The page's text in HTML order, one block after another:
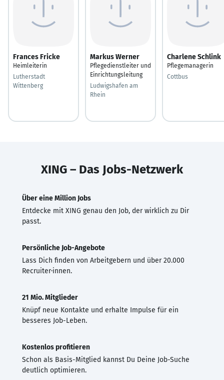
Frances Fricke
Heimleiterin
Lutherstadt
Wittenberg
Markus Werner
Pflegedienstleiter und
Einrichtungsleitung
Ludwigshafen am
Rhein
Charlene Schlink
Pflegemanagerin
Cottbus
XING – Das Jobs-Netzwerk
Über eine Million Jobs
Entdecke mit XING genau den Job, der wirklich zu Dir
passt.
Persönliche Job-Angebote
Lass Dich finden von Arbeitgebern und über 20.000
Recruiter·innen.
21 Mio. Mitglieder
Knüpf neue Kontakte und erhalte Impulse für ein
besseres Job-Leben.
Kostenlos profitieren
Schon als Basis-Mitglied kannst Du Deine Job-Suche
deutlich optimieren.